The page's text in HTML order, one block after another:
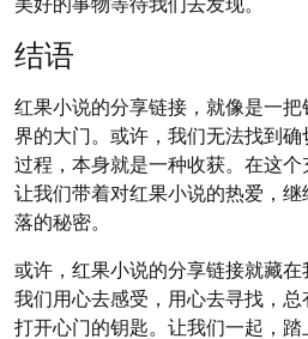
结语
红果小说的分享链接，就像是一
界的大门。或许，我们无法找到
过程，本身就是一种收获。在这个
让我们带着对红果小说的热爱，
落的秘密。
或许，红果小说的分享链接就藏
我们用心去感受，用心去寻找，
打开心门的钥匙。让我们一起，